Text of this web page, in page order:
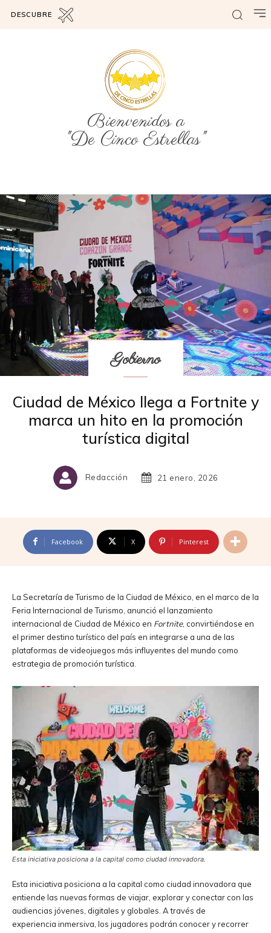
DESCUBRE
Bienvenidos a
"De Cinco Estrellas"
Gobierno
Ciudad de México llega a Fortnite y
marca un hito en la promoción
turística digital
Redacción 21 enero, 2026
Facebook X Pinterest
La Secretaría de Turismo de la Ciudad de México, en el marco de la
Feria Internacional de Turismo, anunció el lanzamiento
internacional de Ciudad de México en Fortnite, convirtiéndose en
el primer destino turístico del país en integrarse a una de las
plataformas de videojuegos más influyentes del mundo como
estrategia de promoción turística.
Esta iniciativa posiciona a la capital como ciudad innovadora.
Esta iniciativa posiciona a la capital como ciudad innovadora que
entiende las nuevas formas de viajar, explorar y conectar con las
audiencias jóvenes, digitales y globales. A través de
experiencia inmersiva, los jugadores podrán conocer y recorrer